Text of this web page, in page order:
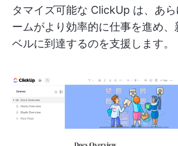
タマイズ可能な ClickUp は、あ
ームがより効率的に仕事を進め、
ベルに到達するのを支援します。